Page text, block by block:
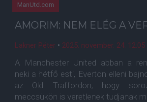
ManUtd.com
AMORIM: NEM ELÉG A
Lakner Péter • 2025. november. 24. 12:05
A Manchester United abban a
neki a hétfő esti, Everton elleni
az Old Traffordon, hogy
meccsükön is veretlenek tudjanak